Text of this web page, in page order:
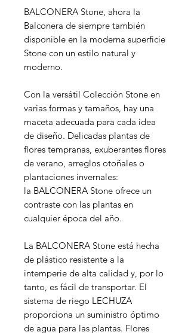
BALCONERA Stone, ahora la
Balconera de siempre también
disponible en la moderna superficie
Stone con un estilo natural y
moderno.
Con la versátil Colección Stone en
varias formas y tamaños, hay una
maceta adecuada para cada idea
de diseño. Delicadas plantas de
flores tempranas, exuberantes flores
de verano, arreglos otoñales o
plantaciones invernales:
la BALCONERA Stone ofrece un
contraste con las plantas en
cualquier época del año.
La BALCONERA Stone está hecha
de plástico resistente a la
intemperie de alta calidad y, por lo
tanto, es fácil de transportar. El
sistema de riego LECHUZA
proporciona un suministro óptimo
de agua para las plantas. Flores